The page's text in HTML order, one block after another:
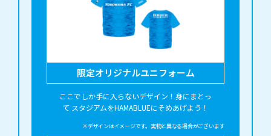
限定オリジナルユニフォーム
ここでしか手に入らないデザイン！身にまとっ
て スタジアムをHAMABLUEにそめあげよう！
※デザインはイメージです。実物と異なる場合がございます